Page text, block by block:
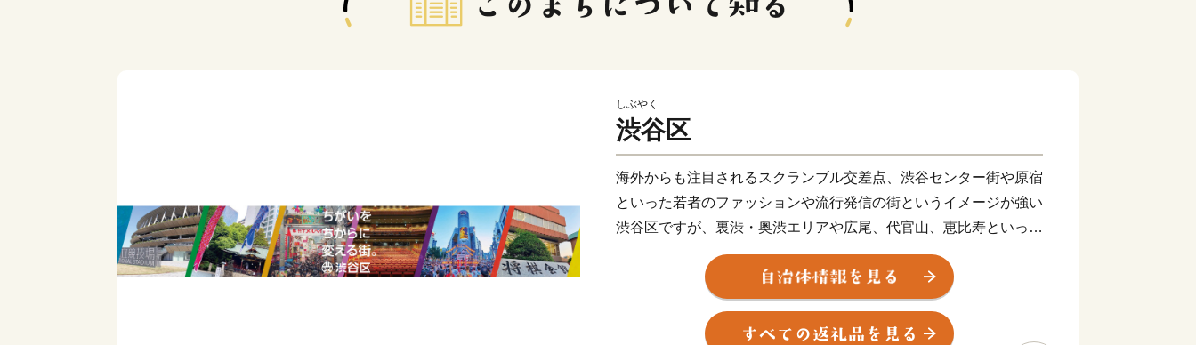
しぶやく
渋谷区
海外からも注目されるスクランブル交差点、渋谷センター街や原宿
といった若者のファッションや流行発信の街というイメージが強い
渋谷区ですが、裏渋・奥渋エリアや広尾、代官山、恵比寿といった
大人の雰囲気が漂う街や、笹塚・幡ヶ谷・初台地区等の人情味が漂
う街、 緑に囲まれて文化・歴史を感じる代々木・千駄ヶ谷地区な
ど、様々な魅力にあふれています。
また、100年に一度とも言われる渋谷駅周辺のまちづくりも現在進